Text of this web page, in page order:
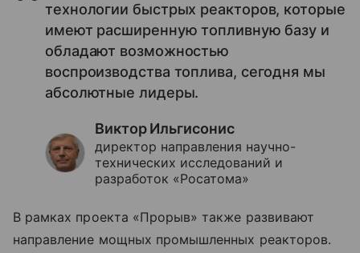
технологии быстрых реакторов, которые
имеют расширенную топливную базу и
обладают возможностью
воспроизводства топлива, сегодня мы
абсолютные лидеры.
Виктор Ильгисонис
директор направления научно-
технических исследований и
разработок «Росатома»
В рамках проекта «Прорыв» также развивают
направление мощных промышленных реакторов.